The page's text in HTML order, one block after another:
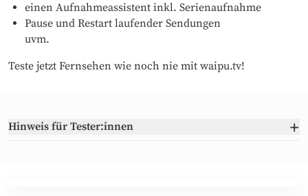
einen Aufnahmeassistent inkl. Serienaufnahme
Pause und Restart laufender Sendungen
uvm.
Teste jetzt Fernsehen wie noch nie mit waipu.tv!
Hinweis für Tester:innen +